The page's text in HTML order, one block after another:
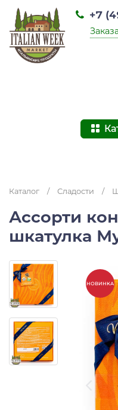
+7
Каталог / Сладости /
Ассорти
шкатулка
НОВИНКА